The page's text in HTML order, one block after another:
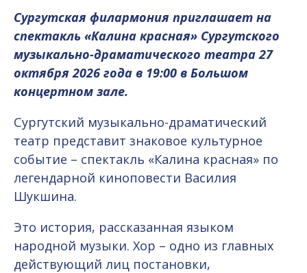
Сургутская филармония приглашает на
спектакль «Калина красная» Сургутского
музыкально-драматического театра 27
октября 2026 года в 19:00 в Большом
концертном зале.
Сургутский музыкально-драматический
театр представит знаковое культурное
событие – спектакль «Калина красная» по
легендарной киноповести Василия
Шукшина.
Это история, рассказанная языком
народной музыки. Хор – одно из главных
действующий лиц постановки,